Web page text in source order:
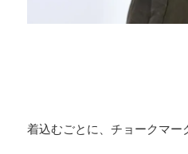
着込むごとに、チョークマー